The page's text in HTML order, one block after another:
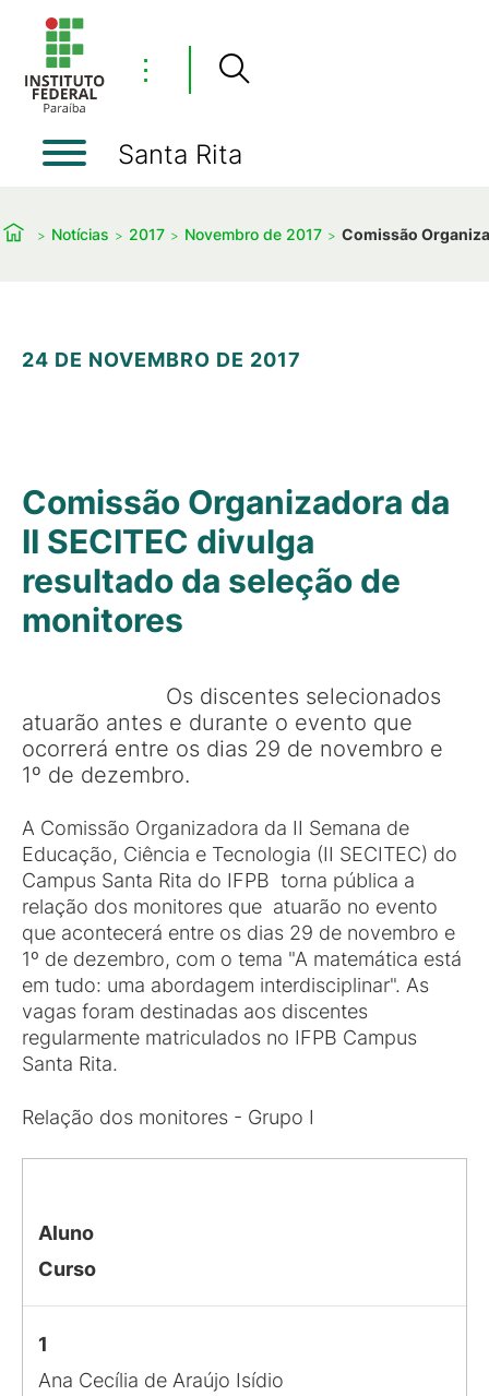
⋮
Santa Rita
Notícias 2017 Novembro de 2017 Comissão
24 DE NOVEMBRO DE 2017
Comissão Organizadora da
II SECITEC divulga
resultado da seleção de
monitores
Os discentes selecionados
atuarão antes e durante o evento que
ocorrerá entre os dias 29 de novembro e
1º de dezembro.
A Comissão Organizadora da II Semana de
Educação, Ciência e Tecnologia (II SECITEC) do
Campus Santa Rita do IFPB torna pública a
relação dos monitores que atuarão no evento
que acontecerá entre os dias 29 de novembro e
1º de dezembro, com o tema "A matemática está
em tudo: uma abordagem interdisciplinar". As
vagas foram destinadas aos discentes
regularmente matriculados no IFPB Campus
Santa Rita.
Relação dos monitores - Grupo I
Aluno
Curso
1
Ana Cecília de Araújo Isídio